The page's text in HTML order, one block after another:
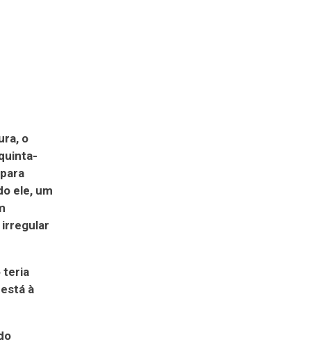
o
ele, um
teria
à